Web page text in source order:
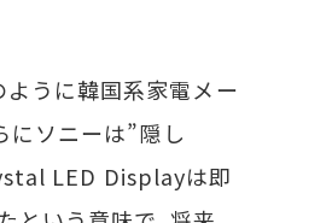
うに韓国系家電メー
にソニーは”隠し
LED Displayは即